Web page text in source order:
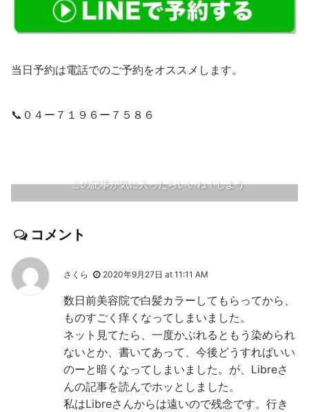
当日予約は電話でのご予約をオススメします。
📞０４ー７１９６ー７５８６
この記事が気に入ったらいいね！しよう
コメント
さくら 2020年9月27日 at 11:11 AM
数日前美容院で白髪カラーしてもらってから、
ものすごく痒くなってしまいました。
ネット見てたら、一度かぶれるともう染められ
ないとか、書いてあって、今後どうすればいい
のーと暗くなってしまいました。が、Libreさ
んの記事を読んでホッとしました。
私はLibreさんからは遠いので残念です。行き